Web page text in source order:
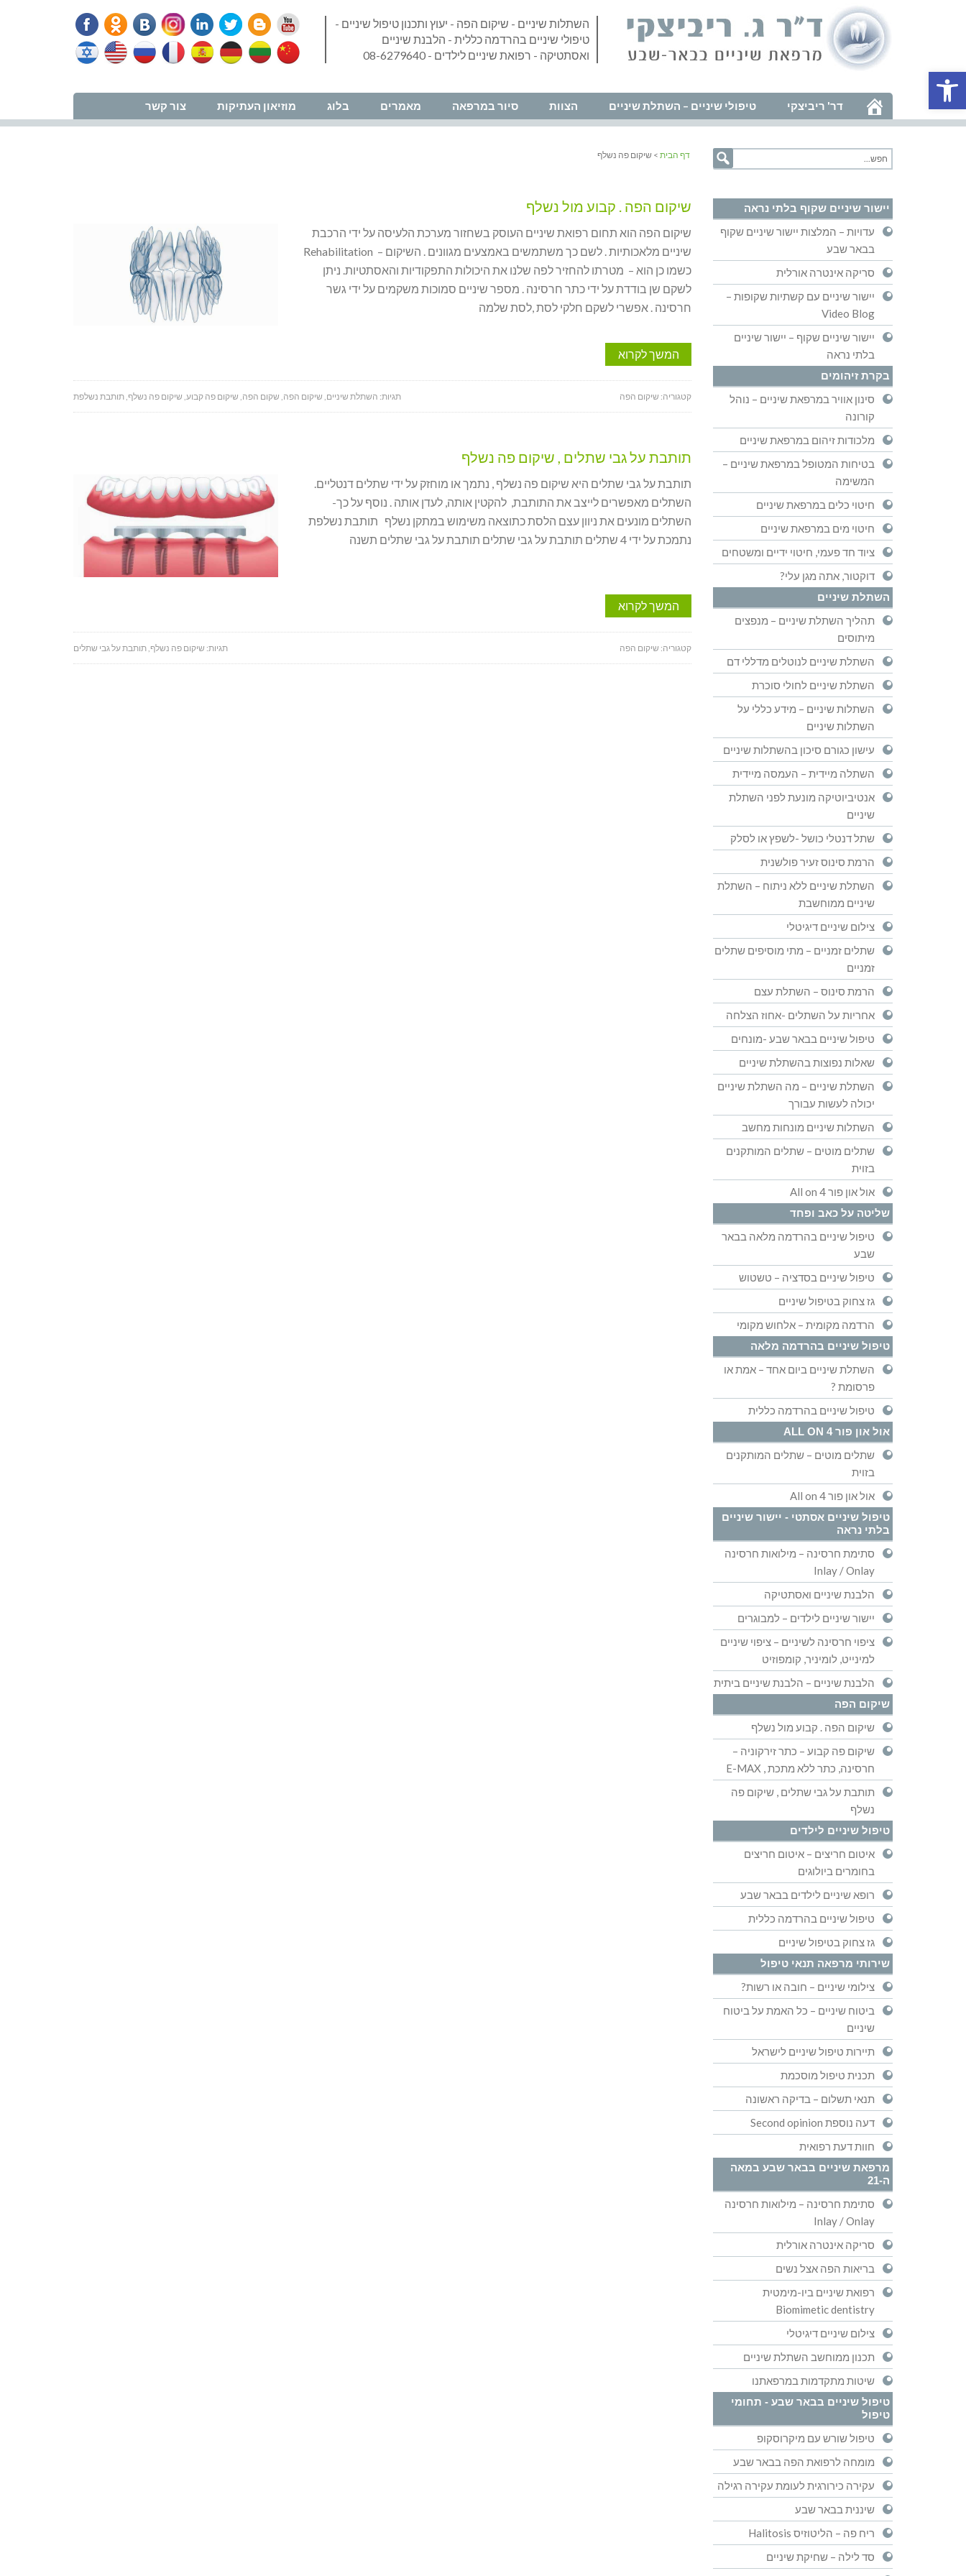
פתח סרגל נגישות
השתלות שיניים - שיקום הפה - יעוץ ותכנון טיפול שיניים -
טיפולי שיניים בהרדמה כללית - הלבנת שיניים
ואסתטיקה - רפואת שיניים לילדים - 08-6279640
דר' ריביצקי טיפולי שיניים – השתלת שיניים הצוות סיור במרפאה מאמרים בלוג מוזיאון העתיקות צור קשר
דף הבית > שיקום פה נשלף
שיקום הפה . קבוע מול נשלף
שיקום הפה הוא תחום רפואת שיניים העוסק בשחזור מערכת הלעיסה על ידי הרכבת
שיניים מלאכותיות . לשם כך משתמשים באמצעים מגוונים . השיקום – Rehabilitation
כשמו כן הוא – מטרתו להחזיר לפה שלנו את היכולות התפקודיות והאסתטיות. ניתן
לשקם שן בודדת על ידי כתר חרסינה . מספר שיניים סמוכות משקמים על ידי גשר
חרסינה . אפשרי לשקם חלקי לסת ,לסת שלמה
המשך לקרוא
קטגוריה: שיקום הפה תגיות: השתלת שיניים, שיקום הפה, שקום הפה, שיקום פה קבוע, שיקום פה נשלף,תותבת נשלפת
תותבת על גבי שתלים , שיקום פה נשלף
תותבת על גבי שתלים היא שיקום פה נשלף , נתמך או מוחזק על ידי שתלים דנטליים.
השתלים מאפשרים לייצב את התותבת, להקטין אותה, לעדן אותה . נוסף על כך-
השתלים מונעים את ניוון עצם הלסת כתוצאה משימוש במתקן נשלף תותבת נשלפת
נתמכת על ידי 4 שתלים תותבת על גבי שתלים תותבת על גבי שתלים תשנה
המשך לקרוא
קטגוריה: שיקום הפה תגיות: שיקום פה נשלף תותבת על גבי שתלים
יישור שיניים שקוף בלתי נראה
עדויות – המלצות יישור שיניים שקוף
בבאר שבע
סריקה אינטרה אורלית
יישור שיניים עם קשתיות שקופות –
Video Blog
יישור שיניים שקוף – יישור שיניים
בלתי נראה
בקרת זיהומים
סינון אוויר במרפאת שיניים – נוהל
קורונה
מלכודות זיהום במרפאת שיניים
בטיחות המטופל במרפאת שיניים –
המשימה
חיטוי כלים במרפאת שיניים
חיטוי מים במרפאת שיניים
ציוד חד פעמי, חיטוי ידיים ומשטחים
דוקטור, אתה מגן עלי?
השתלת שיניים
תהליך השתלת שיניים – מנפצים
מיתוסים
השתלת שיניים לנוטלים מדללי דם
השתלת שיניים לחולי סוכרת
השתלות שיניים – מידע כללי על
השתלות שיניים
עישון כגורם סיכון בהשתלות שיניים
השתלה מיידית – העמסה מיידית
אנטיביוטיקה מונעת לפני השתלת
שיניים
שתל דנטלי כושל -לשפץ או לסלק
הרמת סינוס זעיר פולשנית
השתלת שיניים ללא ניתוח – השתלת
שיניים ממוחשבת
צילום שיניים דיגיטלי
שתלים זמניים – מתי מוסיפים שתלים
זמניים
הרמת סינוס – השתלת עצם
אחריות על השתלים -אחוז הצלחה
טיפול שיניים בבאר שבע -מונחים
שאלות נפוצות בהשתלת שיניים
השתלת שיניים – מה השתלת שיניים
יכולה לעשות עבורך
השתלות שיניים מונחות מחשב
שתלים מוטים – שתלים המותקנים
בזוית
אול און פור All on 4
שליטה על כאב ופחד
טיפול שיניים בהרדמה מלאה בבאר
שבע
טיפול שיניים בסדציה – טשטוש
גז צחוק בטיפול שיניים
הרדמה מקומית – אלחוש מקומי
טיפול שיניים בהרדמה מלאה
השתלת שיניים ביום אחד – אמת או
פרסומת ?
טיפול שיניים בהרדמה כללית
אול און פור ALL ON 4
שתלים מוטים – שתלים המותקנים
בזוית
אול און פור All on 4
טיפול שיניים אסתטי - יישור שיניים
בלתי נראה
סתימת חרסינה – מילואות חרסינה
Inlay / Onlay
הלבנת שיניים ואסתטיקה
יישור שיניים לילדים – למבוגרים
ציפוי חרסינה לשיניים – ציפוי שיניים
למינייט, לומיניר, קומפוזיט
הלבנת שיניים – הלבנת שיניים ביתית
שיקום הפה
שיקום הפה . קבוע מול נשלף
שיקום פה קבוע – כתר זירקוניה –
חרסינה, כתר ללא מתכת , E-MAX
תותבת על גבי שתלים , שיקום פה
נשלף
טיפול שיניים לילדים
איטום חריצים – איטום חריצים
בחומרים ביולוגים
רופא שיניים לילדים בבאר שבע
טיפול שיניים בהרדמה כללית
גז צחוק בטיפול שיניים
שירותי מרפאה תנאי טיפול
צילומי שיניים – חובה או רשות?
ביטוח שיניים – כל האמת על ביטוח
שיניים
תיירות טיפול שיניים לישראל
תכנית טיפול מוסכמת
תנאי תשלום – בדיקה ראשונה
דעה נוספת Second opinion
חוות דעת רפואית
מרפאת שיניים בבאר שבע במאה
ה-21
סתימת חרסינה – מילואות חרסינה
Inlay / Onlay
סריקה אינטרה אורלית
בריאות הפה אצל נשים
רפואת שיניים ביו-מימטית
Biomimetic dentistry
צילום שיניים דיגיטלי
תכנון ממוחשב השתלת שיניים
שיטות מתקדמות במרפאתנו
טיפול שיניים בבאר שבע - תחומי
טיפול
טיפול שורש עם מיקרוסקופ
מומחה לרפואת הפה בבאר שבע
עקירה כירורגית לעומת עקירה רגילה
שיננית בבאר שבע
ריח פה – הליטוזיס Halitosis
סד לילה – שחיקת שיניים